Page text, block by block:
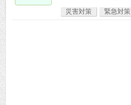
災害対策 緊急対策